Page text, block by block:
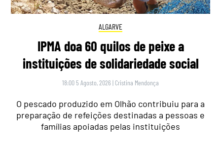
ALGARVE
IPMA doa 60 quilos de peixe a
instituições de solidariedade social
18:00 5 Agosto, 2026 | Cristina Mendonça
O pescado produzido em Olhão contribuiu para a
preparação de refeições destinadas a pessoas e
famílias apoiadas pelas instituições